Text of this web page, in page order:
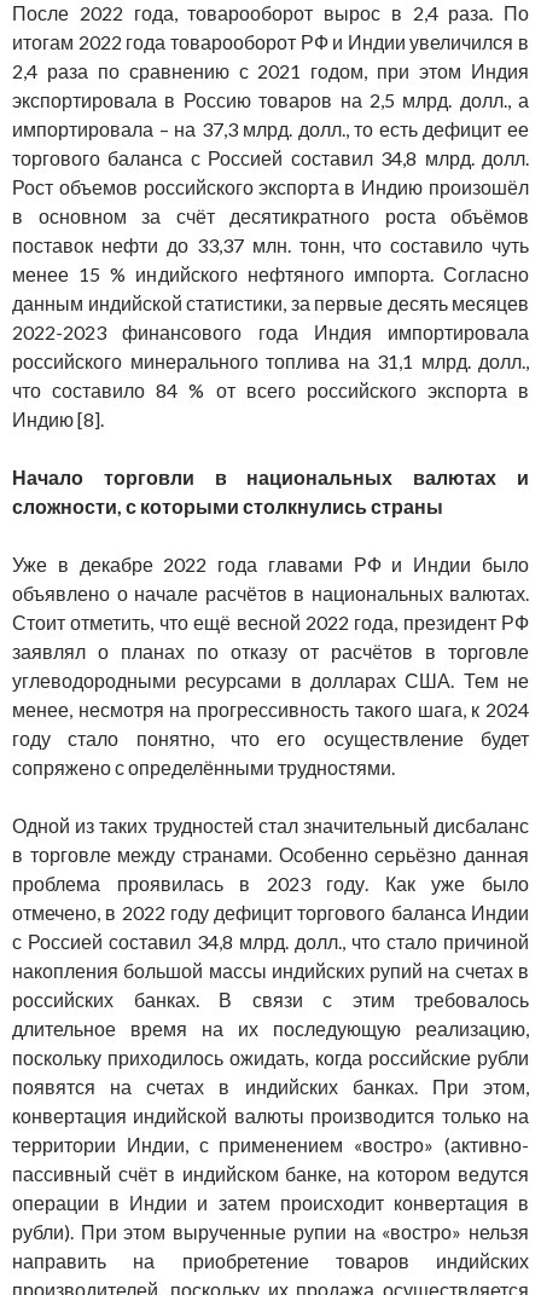
После 2022 года, товарооборот вырос в 2,4 раза. По
итогам 2022 года товарооборот РФ и Индии увеличился в
2,4 раза по сравнению с 2021 годом, при этом Индия
экспортировала в Россию товаров на 2,5 млрд. долл., а
импортировала – на 37,3 млрд. долл., то есть дефицит ее
торгового баланса с Россией составил 34,8 млрд. долл.
Рост объемов российского экспорта в Индию произошёл
в основном за счёт десятикратного роста объёмов
поставок нефти до 33,37 млн. тонн, что составило чуть
менее 15 % индийского нефтяного импорта. Согласно
данным индийской статистики, за первые десять месяцев
2022-2023 финансового года Индия импортировала
российского минерального топлива на 31,1 млрд. долл.,
что составило 84 % от всего российского экспорта в
Индию [8].
Начало торговли в национальных валютах и
сложности, с которыми столкнулись страны
Уже в декабре 2022 года главами РФ и Индии было
объявлено о начале расчётов в национальных валютах.
Стоит отметить, что ещё весной 2022 года, президент РФ
заявлял о планах по отказу от расчётов в торговле
углеводородными ресурсами в долларах США. Тем не
менее, несмотря на прогрессивность такого шага, к 2024
году стало понятно, что его осуществление будет
сопряжено с определёнными трудностями.
Одной из таких трудностей стал значительный дисбаланс
в торговле между странами. Особенно серьёзно данная
проблема проявилась в 2023 году. Как уже было
отмечено, в 2022 году дефицит торгового баланса Индии
с Россией составил 34,8 млрд. долл., что стало причиной
накопления большой массы индийских рупий на счетах в
российских банках. В связи с этим требовалось
длительное время на их последующую реализацию,
поскольку приходилось ожидать, когда российские рубли
появятся на счетах в индийских банках. При этом,
конвертация индийской валюты производится только на
территории Индии, с применением «востро» (активно-
пассивный счёт в индийском банке, на котором ведутся
операции в Индии и затем происходит конвертация в
рубли). При этом вырученные рупии на «востро» нельзя
направить на приобретение товаров индийских
производителей, поскольку их продажа осуществляется